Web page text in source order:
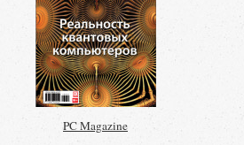
PC Magazine